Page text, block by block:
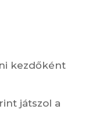
kezdőként
játszol a